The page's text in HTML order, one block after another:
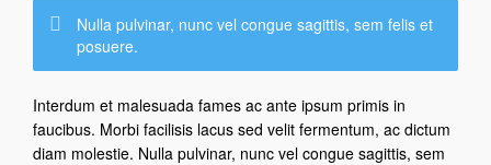
Nulla pulvinar, nunc vel congue sagittis, sem felis et
posuere.
Vitae dolor
Interdum et malesuada fames ac ante ipsum primis in
faucibus. Morbi facilisis lacus sed velit fermentum, ac dictum
diam molestie. Nulla pulvinar, nunc vel congue sagittis, sem